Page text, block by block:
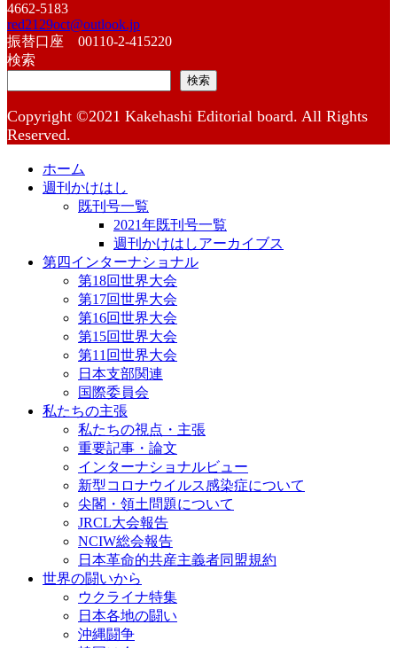
4662-5183
red2129oct@outlook.jp
振替口座 00110-2-415220
検索
検索
Copyright ©2021 Kakehashi Editorial board. All Rights
Reserved.
ホーム
週刊かけはし
既刊号一覧
2021年既刊号一覧
週刊かけはしアーカイブス
第四インターナショナル
第18回世界大会
第17回世界大会
第16回世界大会
第15回世界大会
第11回世界大会
日本支部関連
国際委員会
私たちの主張
私たちの視点・主張
重要記事・論文
インターナショナルビュー
新型コロナウイルス感染症について
尖閣・領土問題について
JRCL大会報告
NCIW総会報告
日本革命的共産主義者同盟規約
世界の闘いから
ウクライナ特集
日本各地の闘い
沖縄闘争